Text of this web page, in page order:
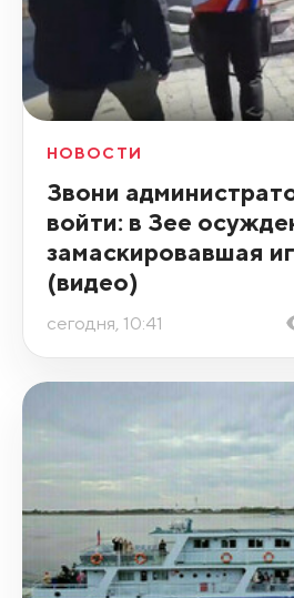
НОВОСТИ
Звони
войти: в Зее
замаскировавшая
(видео)
сегодня, 10:41